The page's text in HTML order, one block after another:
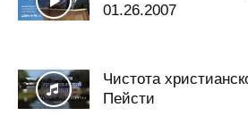
01.26.2007
Чистота
Пейсти